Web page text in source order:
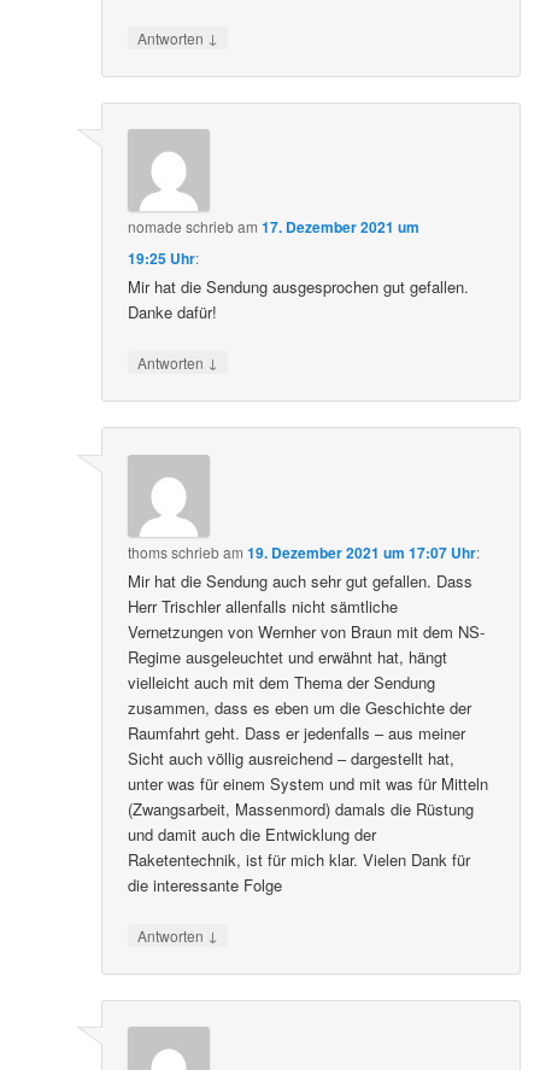
Antworten ↓
nomade schriebam17. Dezember 2021 um
19:25 Uhr:
Mir hat die Sendung ausgesprochen gut gefallen.
Danke dafür!
Antworten ↓
thomsschriebam19. Dezember 2021 um 17:07 Uhr:
Mir hat die Sendung auch sehr gut gefallen. Dass
Herr Trischler allenfalls nicht sämtliche
Vernetzungen von Wernher von Braun mit dem NS-
Regime ausgeleuchtet und erwähnt hat, hängt
vielleicht auch mit dem Thema der Sendung
zusammen, dass es eben um die Geschichte der
Raumfahrt geht. Dass er jedenfalls – aus meiner
Sicht auch völlig ausreichend – dargestellt hat,
unter was für einem System und mit was für Mitteln
(Zwangsarbeit, Massenmord) damals die Rüstung
und damit auch die Entwicklung der
Raketentechnik, ist für mich klar. Vielen Dank für
die interessante Folge
Antworten ↓